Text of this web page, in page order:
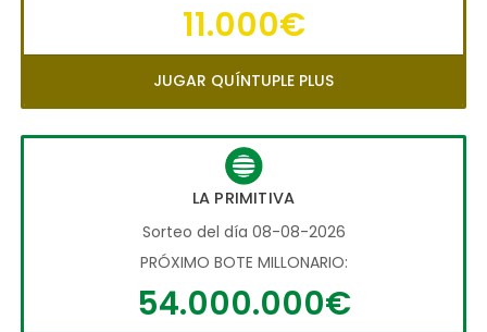
11.000€
JUGAR QUÍNTUPLE PLUS
LA PRIMITIVA
Sorteo del día 08-08-2026
PRÓXIMO BOTE MILLONARIO:
54.000.000€